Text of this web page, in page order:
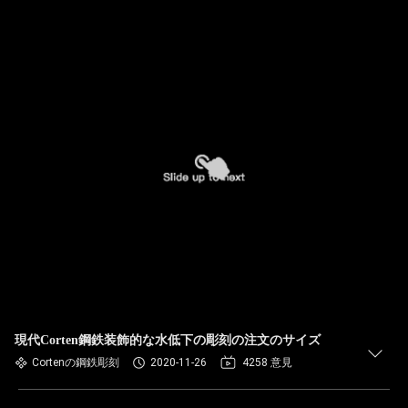
現代Corten鋼鉄装飾的な水低下の彫刻の注文のサイズ
Cortenの鋼鉄彫刻 2020-11-26 4258 意見